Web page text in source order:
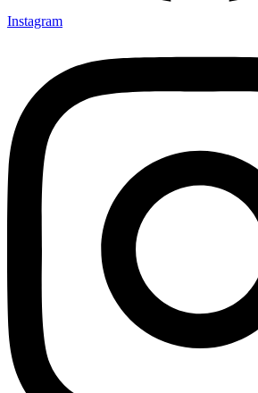
Instagram